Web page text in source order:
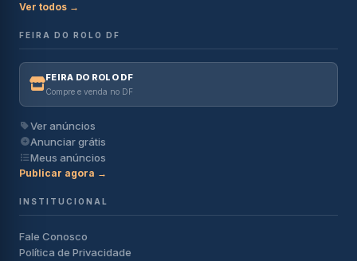
Ver todos →
FEIRA DO ROLO DF
FEIRA DO ROLO DF
Compre e venda no DF
Ver anúncios
Anunciar grátis
Meus anúncios
Publicar agora →
INSTITUCIONAL
Fale Conosco
Política de Privacidade